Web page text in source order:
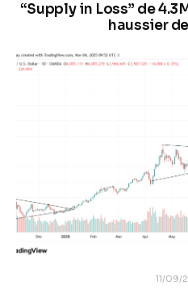
“Supply in Loss” de
haussier
11/09/